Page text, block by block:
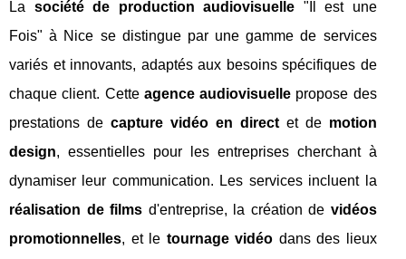
La société de production audiovisuelle "Il est une
Fois" à Nice se distingue par une gamme de services
variés et innovants, adaptés aux besoinsspécifiques de
chaque client. Cette agence audiovisuelle propose des
prestations de capture vidéo en directet de motion
design, essentielles pour les entreprises cherchant à
dynamiser leur communication. Les services incluent la
réalisation de films d'entreprise, la création de vidéos
promotionnelles, et le tournage vidéo dans des lieux